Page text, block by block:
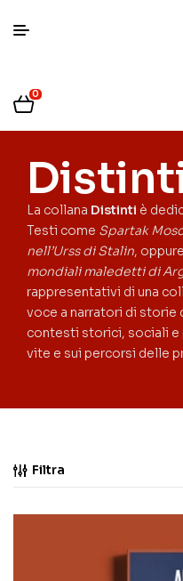
0
La collana Distinti è
Testi come Spartak
nell’Urss di Stalin, oppure
mondiali maledetti di
rappresentativi di una
voce a narratori di storie
contesti storici, sociali e
vite e sui percorsi delle
Filtra